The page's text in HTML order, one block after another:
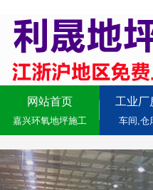
网站首页
嘉兴环氧地坪施工
工业厂
车间,仓